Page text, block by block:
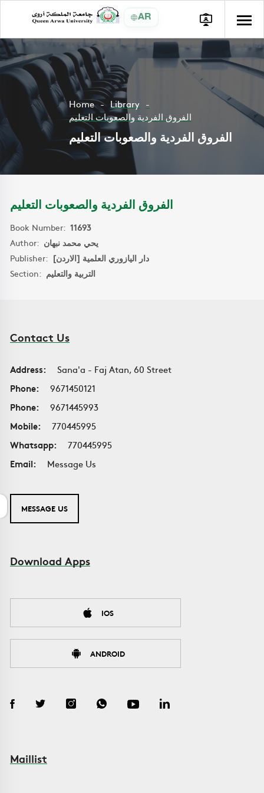
AR
Home
Library
الفروق الفردية والصعوبات التعليم
الفروق الفردية والصعوبات التعليم
الفروق الفردية والصعوبات التعليم
Book Number: 11693
Author: يحي محمد نبهان
Publisher: دار اليازوري العلمية [الاردن]
Section: التربية والتعليم
Contact Us
Address:
Sana'a - Faj Atan, 60 Street
Phone:
9671450121
Phone:
9671445993
Mobile:
770445995
Whatsapp:
770445995
Email:
Message Us
MESSAGE US
Download Apps
IOS
ANDROID
Maillist